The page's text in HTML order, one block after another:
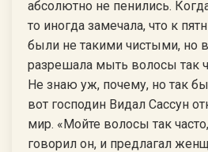
абсолютно не пенились.
то иногда замечала, что к
были не такими чистыми, но
разрешала мыть волосы так
Не знаю уж, почему, но так
вот господин Видал Сассун
мир. «Мойте волосы так
говорил он, и предлагал